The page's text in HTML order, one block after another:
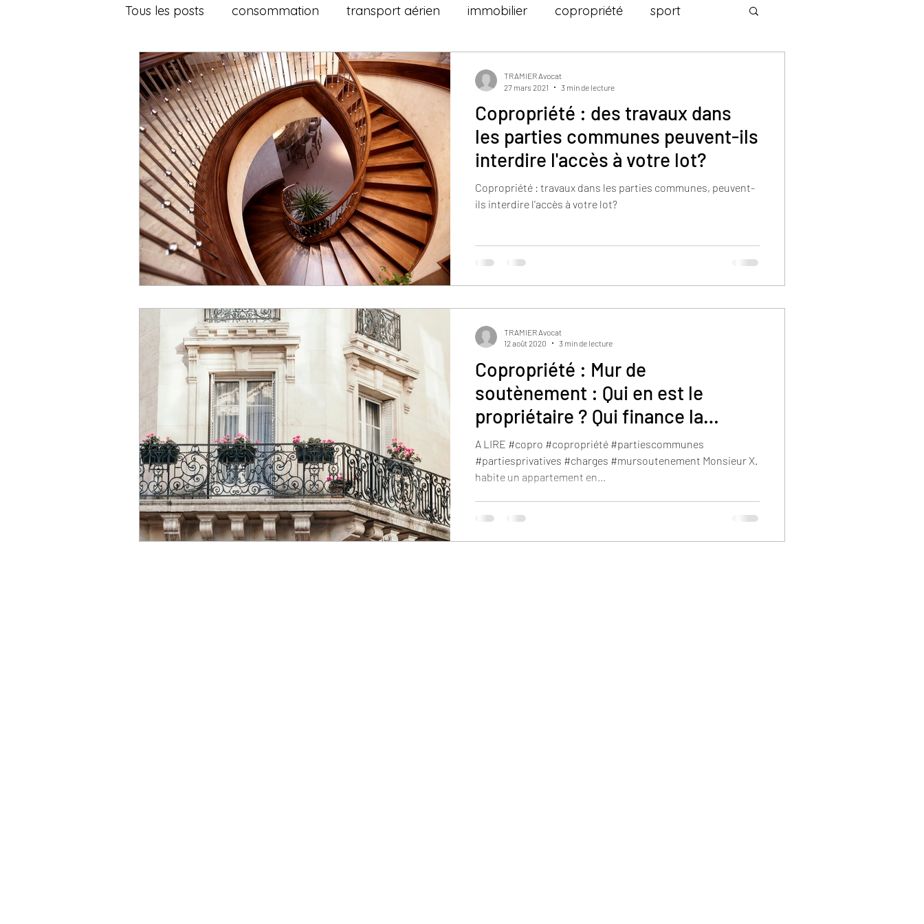
Tous les posts consommation transport aérien immobilier copropriété sport
assurance
Copropriété : des travaux dans
les parties communes peuvent-ils
interdire l'accès à votre lot?
Copropriété : travaux dans les parties communes, peuvent-
ils interdire l'accès à votre lot?
TRAMIER Avocat
27 mars 2021
3 min de lecture
Copropriété : Mur de
soutènement : Qui en est le
propriétaire ? Qui finance la
remise en état ?
A LIRE #copro #copropriété #partiescommunes
#partiesprivatives #charges #mursoutenement Monsieur X.
habite un appartement en...
TRAMIER Avocat
12 août 2020
3 min de lecture